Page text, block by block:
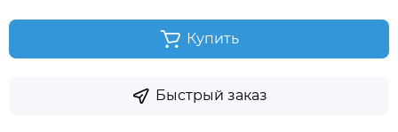
Купить
Быстрый заказ